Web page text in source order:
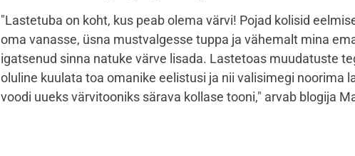
"Lastetuba on koht, kus peab olema värvi! Pojad kolisid
oma vanasse, üsna mustvalgesse tuppa ja vähemalt mina
igatsenud sinna natuke värve lisada. Lastetoas muudatuste
oluline kuulata toa omanike eelistusi ja nii valisimegi noorima
voodi uueks värvitooniks särava kollase tooni," arvab blogija